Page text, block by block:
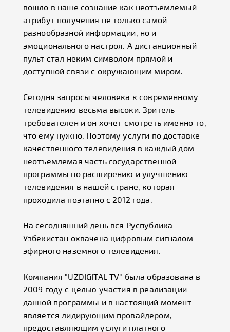
вошло в наше сознание как неотъемлемый
атрибут получения не только самой
разнообразной информации, но и
эмоционального настроя. А дистанционный
пульт стал неким символом прямой и
доступной связи с окружающим миром.
Сегодня запросы человека к современному
телевидению весьма высоки. Зритель
требователен и он хочет смотреть именно то,
что ему нужно. Поэтому услуги по доставке
качественного телевидения в каждый дом -
неотъемлемая часть государственной
программы по расширению и улучшению
телевидения в нашей стране, которая
проходила поэтапно с 2012 года.
На сегодняшний день вся Руспублика
Узбекистан охвачена цифровым сигналом
эфирного наземного телевидения.
Компания "UZDIGITAL TV" была образована в
2009 году с целью участия в реализации
данной программы и в настоящий момент
является лидирующим провайдером,
предоставляющим услуги платного